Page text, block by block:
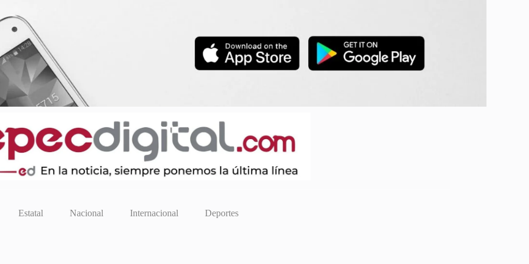
Estatal Nacional Internacional Deportes